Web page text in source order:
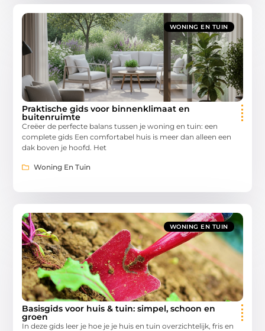
WONING EN TUIN
Praktische gids voor binnenklimaat en
buitenruimte
Creëer de perfecte balans tussen je woning en tuin: een
complete gids Een comfortabel huis is meer dan alleen een
dak boven je hoofd. Het
Woning En Tuin
WONING EN TUIN
Basisgids voor huis & tuin: simpel, schoon en
groen
In deze gids leer je hoe je je huis en tuin overzichtelijk, fris en